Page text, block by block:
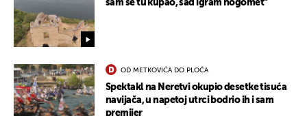
sam se tu kupao, sad igram nogomet"
OD METKOVIĆA DO PLOČA
Spektakl na Neretvi okupio desetke tisuća
navijača, u napetoj utrci bodrio ih i sam
premijer